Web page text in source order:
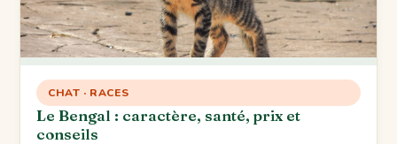
CHAT · RACES
Le Bengal : caractère, santé, prix et
conseils